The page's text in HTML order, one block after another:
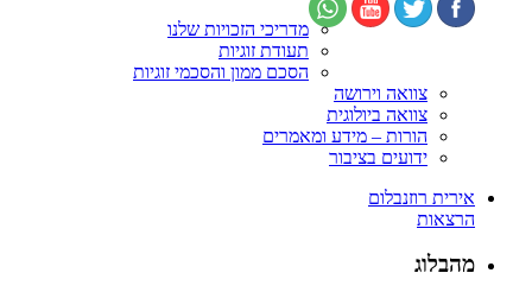
מדריכי הזכויות שלנו
תעודת זוגיות
הסכם ממון והסכמי זוגיות
צוואה וירושה
צוואה ביולוגית
הורות – מידע ומאמרים
ידועים בציבור
אירית רוזנבלום
הרצאות
מהבלוג